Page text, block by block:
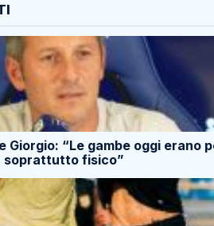
Giorgio: “Le gambe oggi erano
soprattutto fisico”